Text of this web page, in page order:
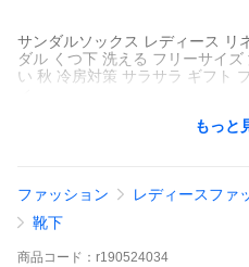
サンダルソックス レディース リ
ダル くつ下 洗える フリーサイ
い 秋 冷房対策 サラサラ ギフト
もっと
ファッション レディースファ
靴下
商品 コード： r190524034